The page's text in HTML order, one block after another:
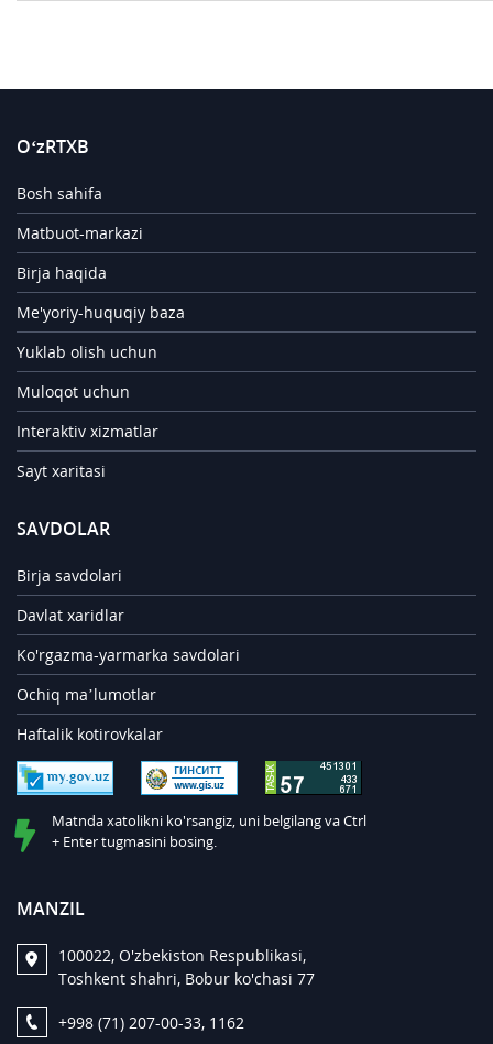
O‘zRTXB
Bosh sahifa
Matbuot-markazi
Birja haqida
Me'yoriy-huquqiy baza
Yuklab olish uchun
Muloqot uchun
Interaktiv xizmatlar
Sayt xaritasi
SAVDOLAR
Birja savdolari
Davlat xaridlar
Ko'rgazma-yarmarka savdolari
Ochiq ma’lumotlar
Haftalik kotirovkalar
Matnda xatolikni ko'rsangiz, uni belgilang va Ctrl
+ Enter tugmasini bosing.
MANZIL
100022, O'zbekiston Respublikasi,
Toshkent shahri, Bobur ko'chasi 77
+998 (71) 207-00-33, 1162